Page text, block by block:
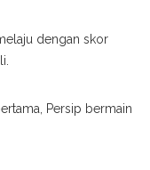
dengan skor
Persip bermain